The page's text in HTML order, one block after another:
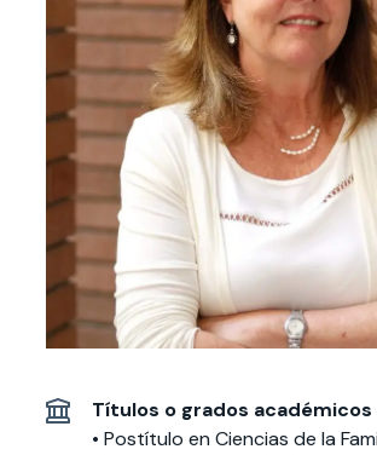
Especialidades y
estadías
Te puede
interesar:
International
students
interesar:
2025
vinculación con la
sociedad
Extensión Cultural
Te puede interesar:Filantropía y
intercambio
Servicios y apoyos
Te puede
interesar:
Explora el campus
Uandes
Títulos o grados académicos
• Postítulo en Ciencias de la